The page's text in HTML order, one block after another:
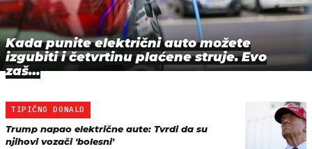
Kada punite električni auto možete
izgubiti i četvrtinu plaćene struje. Evo
zaš…
TIPIČNO DONALD
Trump napao električne aute: Tvrdi da su
njihovi vozači 'bolesni'